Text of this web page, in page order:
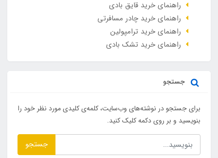
راهنمای خرید قایق بادی
راهنمای خرید چادر مسافرتی
راهنمای خرید ترامپولین
راهنمای خرید تشک بادی
جستجو
برای جستجو در نوشته‌های وب‌سایت، کلمه‌ی کلیدی مورد نظر خود را
بنویسید و بر روی دکمه کلیک کنید.
جستجو